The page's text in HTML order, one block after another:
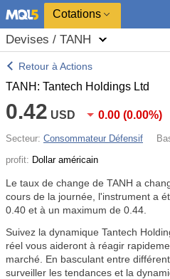
Cotations
Devises / TANH
Retour à Actions
TANH: Tantech Holdings Ltd
0.42 USD 0.00 (0.00%)
Secteur: Consommateur Défensif
profit: Dollar américain
Le taux de change de TANH a
cours de la journée, l'instrument a
0.40 et à un maximum de 0.44.
Suivez la dynamique Tantech
réel vous aideront à réagir
marché. En basculant entre
surveiller les tendances et la